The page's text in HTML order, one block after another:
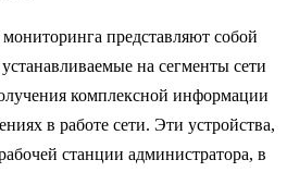
представляют собой
на сегменты сети
комплексной информации
в работе сети. Эти устройства,
станции администратора, в